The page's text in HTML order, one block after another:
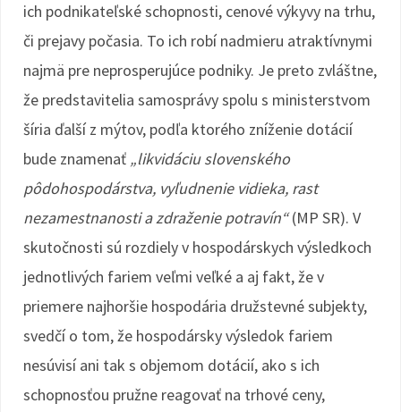
ich podnikateľské schopnosti, cenové výkyvy na trhu,
či prejavy počasia. To ich robí nadmieru atraktívnymi
najmä pre neprosperujúce podniky. Je preto zvláštne,
že predstavitelia samosprávy spolu s ministerstvom
šíria ďalší z mýtov, podľa ktorého zníženie dotácií
bude znamenať „likvidáciu slovenského
pôdohospodárstva, vyľudnenie vidieka, rast
nezamestnanosti a zdraženie potravín“(MP SR). V
skutočnosti sú rozdiely v hospodárskych výsledkoch
jednotlivých fariem veľmi veľké a aj fakt, že v
priemere najhoršie hospodária družstevné subjekty,
svedčí o tom, že hospodársky výsledok fariem
nesúvisí ani tak s objemom dotácií, ako s ich
schopnosťou pružne reagovať na trhové ceny,